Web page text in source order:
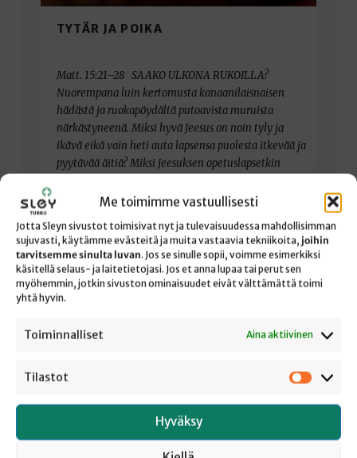
Me toimimme vastuullisesti
Jotta Sleyn sivustot toimisivat nyt ja tulevaisuudessa mahdollisimman
sujuvasti, käytämme evästeitä ja muita vastaavia tekniikoita, joihin
tarvitsemme sinulta luvan. Jos se sinulle sopii, voimme esimerkiksi
käsitellä selaus- ja laitetietojasi. Jos et anna lupaa tai perut sen
myöhemmin, jotkin sivuston ominaisuudet eivät välttämättä toimi
yhtä hyvin.
Toiminnalliset Aina aktiivinen
Tilastot
Tilastot
Hyväksy
TYTÄR JA POIKA
Matt. 15:21–28 SAAKO ULKONA RUKOILLA?
Nuorempana luin kertomusta kanaanilaisnaisen
hädästä ja ruokapöydältä putoavista muruista
närkästyneenä. Miksi hyvä Jeesus on noin tyly ja
ikävä eikä vain heti auta lapsensa puolesta itkevää ja
pyytävää äitiä? Miksi Jeesuksen opetuslapsetkin
vanhempana, kun silmät ovat koventuneet ja
avunpyytäjien loppumattoman laulun edessä, en…